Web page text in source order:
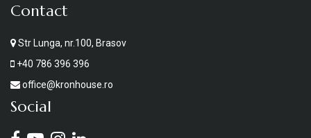
Contact
Str Lunga, nr.100, Brasov
+40 786 396 396
office@kronhouse.ro
Social